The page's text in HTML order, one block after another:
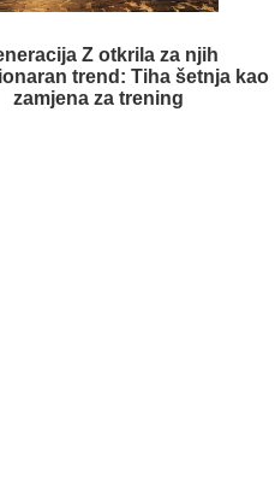
Z otkrila za njih
trend: Tiha šetnja kao
zamjena za trening